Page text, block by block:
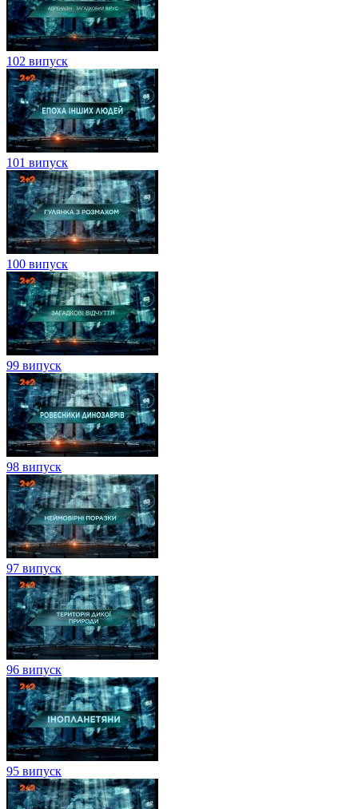
102 випуск
101 випуск
100 випуск
99 випуск
98 випуск
97 випуск
96 випуск
95 випуск